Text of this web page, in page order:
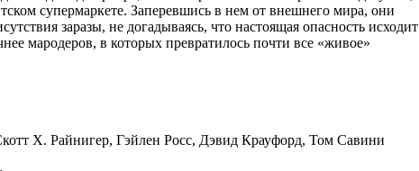
супермаркете. Заперевшись в нем от внешнего мира, они
заразы, не догадываясь, что настоящая опасность исходит
мародеров, в которых превратилось почти все «живое»
Х. Райнигер, Гэйлен Росс, Дэвид Крауфорд, Том Савини